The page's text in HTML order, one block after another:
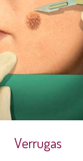
Verrugas